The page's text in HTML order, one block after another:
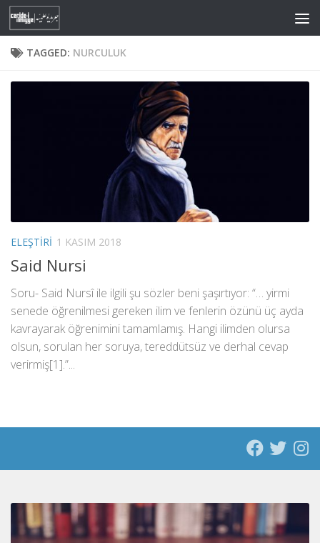
Skip to content
TAGGED: NURCULUK
ELEŞTIRI 1 KASIM 2018
Said Nursi
Soru- Said Nursî ile ilgili şu sözler beni şaşırtıyor: “… yirmi
senede öğrenilmesi gereken ilim ve fenlerin özünü üç ayda
kavrayarak öğrenimini tamamlamış. Hangi ilimden olursa
olsun, sorulan her soruya, tereddütsüz ve derhal cevap
verirmiş[1].”...